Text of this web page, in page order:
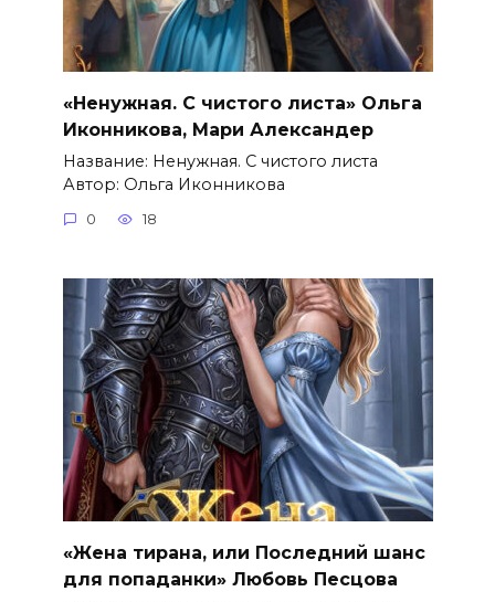
«Ненужная. С чистого листа» Ольга
Иконникова, Мари Александер
Название: Ненужная. С чистого листа
Автор: Ольга Иконникова
0 18
«Жена тирана, или Последний шанс
для попаданки» Любовь Песцова